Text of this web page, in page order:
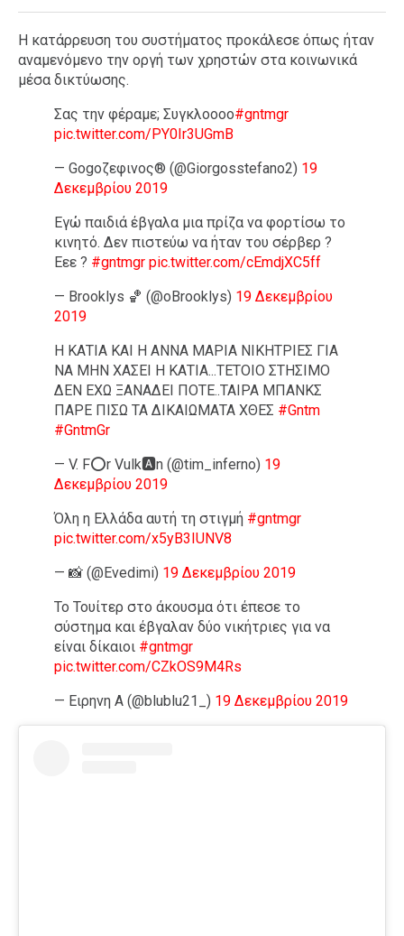
Η κατάρρευση του συστήματος προκάλεσε όπως ήταν
αναμενόμενο την οργή των χρηστών στα κοινωνικά
μέσα δικτύωσης.
Σας την φέραμε; Συγκλοοοο#gntmgr
pic.twitter.com/PY0Ir3UGmB
— Gogoζεφινος® (@Giorgosstefano2) 19
Δεκεμβρίου 2019
Εγώ παιδιά έβγαλα μια πρίζα να φορτίσω το
κινητό. Δεν πιστεύω να ήταν του σέρβερ ?
Εεε ? #gntmgr pic.twitter.com/cEmdjXC5ff
— Brooklys 🏀 (@oBrooklys) 19 Δεκεμβρίου
2019
Η ΚΑΤΙΑ ΚΑΙ Η ΑΝΝΑ ΜΑΡΙΑ ΝΙΚΗΤΡΙΕΣ ΓΙΑ
ΝΑ ΜΗΝ ΧΑΣΕΙ Η ΚΑΤΙΑ...ΤΕΤΟΙΟ ΣΤΗΣΙΜΟ
ΔΕΝ ΕΧΩ ΞΑΝΑΔΕΙ ΠΟΤΕ..ΤΑΙΡΑ ΜΠΑΝΚΣ
ΠΑΡΕ ΠΙΣΩ ΤΑ ΔΙΚΑΙΩΜΑΤΑ ΧΘΕΣ #Gntm
#GntmGr
— V. F⭕r Vulk🅰️n (@tim_inferno) 19
Δεκεμβρίου 2019
Όλη η Ελλάδα αυτή τη στιγμή #gntmgr
pic.twitter.com/x5yB3IUNV8
— 📸 (@Evedimi) 19 Δεκεμβρίου 2019
Το Τουίτερ στο άκουσμα ότι έπεσε το
σύστημα και έβγαλαν δύο νικήτριες για να
είναι δίκαιοι #gntmgr
pic.twitter.com/CZkOS9M4Rs
— Ειρηνη A (@blublu21_) 19 Δεκεμβρίου 2019